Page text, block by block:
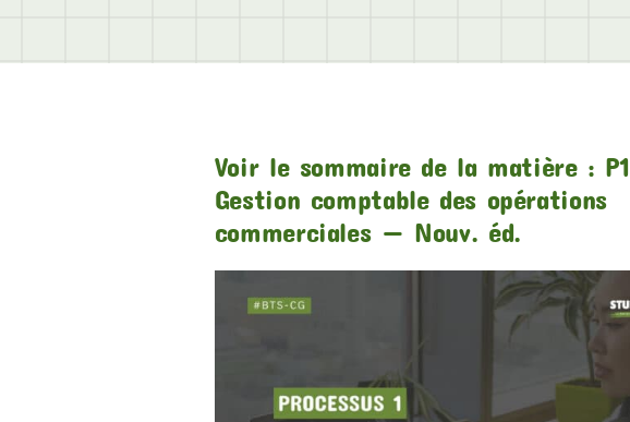
Voir le sommaire de la matière : P1
Gestion comptable des opérations
commerciales — Nouv. éd.